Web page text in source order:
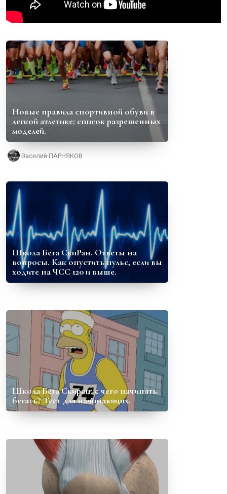
Новые правила спортивной обуви в
легкой атлетике: список разрешенных
моделей.
Василий ПАРНЯКОВ
Школа Бега СкиРан. Ответы на
вопросы. Как опустить пульс, если вы
ходите на ЧСС 120 и выше.
Школа Бега Скиран: с чего начинать
бегать? Тест для начинающих.